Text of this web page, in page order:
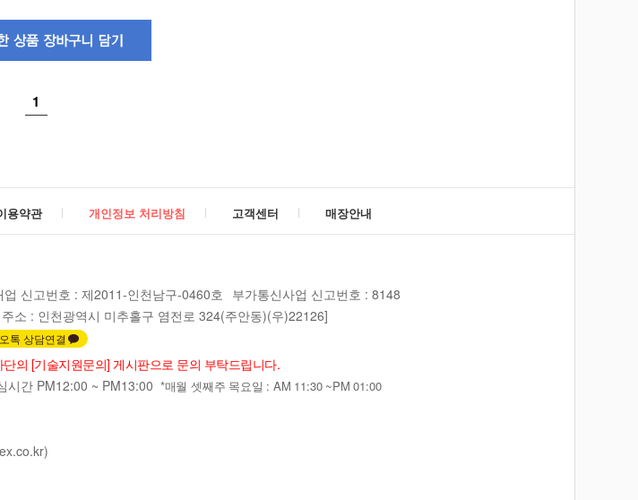
1
용약관 개인정보 처리방침 고객센터 매장안내
업 신고번호 : 제2011-인천남구-0460호
부가통신사업 신고번호 : 8148
소 : 인천광역시 미추홀구 염전로 324(주안동)(우)22126]
톡 상담연결
의 [기술지원문의] 게시판으로 문의 부탁드립니다.
시간 PM12:00 ~ PM13:00 *매월 셋째주 목요일 : AM 11:30 ~PM 01:00